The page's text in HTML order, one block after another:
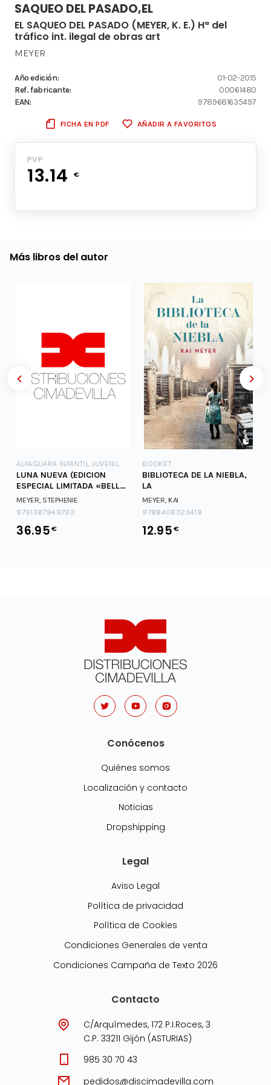
SAQUEO DEL PASADO,EL
EL SAQUEO DEL PASADO (MEYER, K. E.) Hª del
tráfico int. ilegal de obras art
MEYER
Año edición:
01-02-2015
Ref. fabricante:
00061480
EAN:
9789681635497
FICHA EN PDF AÑADIR A FAVORITOS
PVP
13.14 €
Más libros del autor
ALFAGUARA INFANTIL JUVENIL
LUNA NUEVA (EDICION
ESPECIAL LIMITADA «BELLA
Y JACOB» POR EL
MEYER, STEPHENIE
9791387949792
36.95€
BOOKET
BIBLIOTECA DE LA NIEBLA,
LA
MEYER, KAI
9788408323419
12.95€
Conócenos
Quiénes somos
Localización y contacto
Noticias
Dropshipping
Legal
Aviso Legal
Política de privacidad
Política de Cookies
Condiciones Generales de venta
Condiciones Campaña de Texto 2026
Contacto
C/Arquímedes, 172 P.I.Roces, 3
C.P. 33211 Gijón (ASTURIAS)
985 30 70 43
pedidos@discimadevilla.com